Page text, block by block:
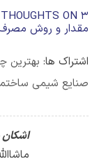
3 THOUGHTS ON “
مقدار و روش
اشتراک ها: بهترین
صنایع شیمی